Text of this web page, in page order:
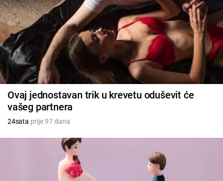
Ovaj jednostavan trik u krevetu oduševit će
vašeg partnera
24sata prije 97 dana